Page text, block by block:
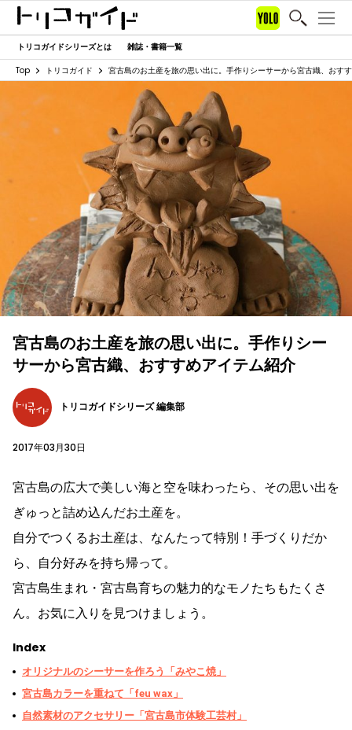
トリコガイドシリーズとは 雑誌・書籍一覧
Top トリコガイド 宮古島のお土産を旅の思い出に。手作りシーサーから宮古織、おす
宮古島のお土産を旅の思い出に。手作りシー
サーから宮古織、おすすめアイテム紹介
トリコガイドシリーズ 編集部
2017年03月30日
宮古島の広大で美しい海と空を味わったら、その思い出を
ぎゅっと詰め込んだお土産を。
自分でつくるお土産は、なんたって特別！手づくりだか
ら、自分好みを持ち帰って。
宮古島生まれ・宮古島育ちの魅力的なモノたちもたくさ
ん。お気に入りを見つけましょう。
Index
オリジナルのシーサーを作ろう「みやこ焼」
宮古島カラーを重ねて「feu wax」
自然素材のアクセサリー「宮古島市体験工芸村」